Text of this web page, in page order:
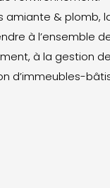
amiante & plomb,
à l’ensemble
à la gestion
d’immeubles-